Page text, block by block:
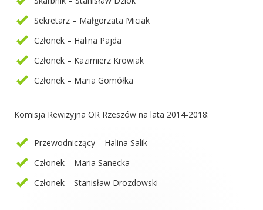
Sekretarz – Małgorzata Miciak
Członek – Halina Pajda
Członek – Kazimierz Krowiak
Członek – Maria Gomółka
Komisja Rewizyjna OR Rzeszów na lata 2014-2018:
Przewodniczący – Halina Salik
Członek – Maria Sanecka
Członek – Stanisław Drozdowski